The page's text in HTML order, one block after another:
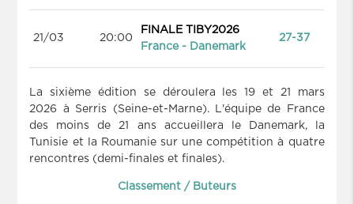
21/03 20:00
FINALE TIBY2026
France - Danemark
27-37
La sixième édition se déroulera les 19 et 21 mars
2026 à Serris (Seine-et-Marne). L'équipe de France
des moins de 21 ans accueillera le Danemark, la
Tunisie et la Roumanie sur une compétition à quatre
rencontres (demi-finales et finales).
Classement / Buteurs